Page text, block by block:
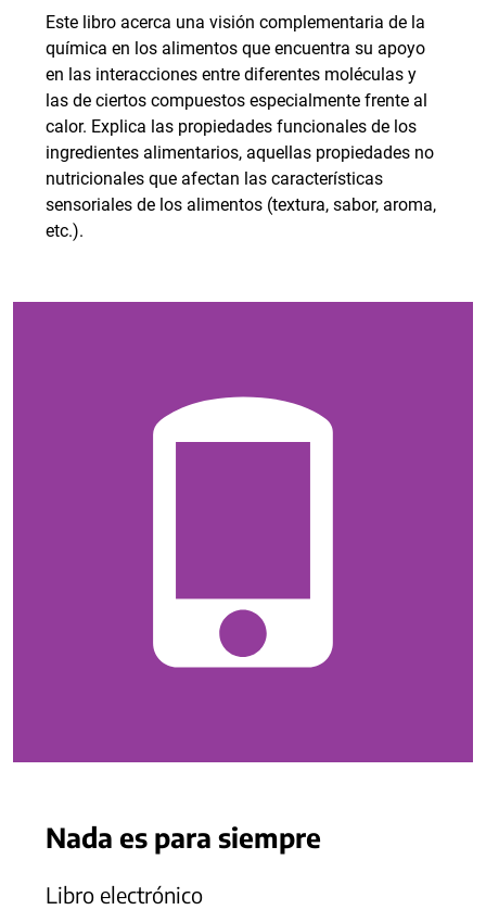
Este libro acerca una visión complementaria de la
química en los alimentos que encuentra su apoyo
en las interacciones entre diferentes moléculas y
las de ciertos compuestos especialmente frente al
calor. Explica las propiedades funcionales de los
ingredientes alimentarios, aquellas propiedades no
nutricionales que afectan las características
sensoriales de los alimentos (textura, sabor, aroma,
etc.).
Nada es para siempre
Libro electrónico